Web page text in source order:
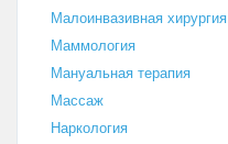
Малоинвазивная хирургия
Маммология
Мануальная терапия
Массаж
Наркология